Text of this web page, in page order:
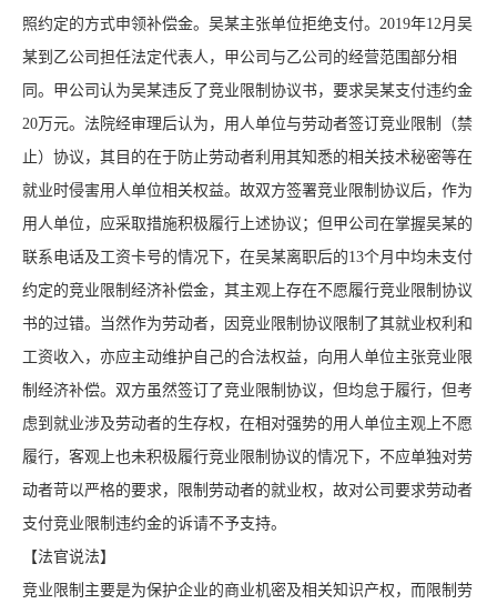
照约定的方式申领补偿金。吴某主张单位拒绝支付。2019年12月吴
某到乙公司担任法定代表人，甲公司与乙公司的经营范围部分相
同。甲公司认为吴某违反了竞业限制协议书，要求吴某支付违约金
20万元。法院经审理后认为，用人单位与劳动者签订竞业限制（禁
止）协议，其目的在于防止劳动者利用其知悉的相关技术秘密等在
就业时侵害用人单位相关权益。故双方签署竞业限制协议后，作为
用人单位，应采取措施积极履行上述协议；但甲公司在掌握吴某的
联系电话及工资卡号的情况下，在吴某离职后的13个月中均未支付
约定的竞业限制经济补偿金，其主观上存在不愿履行竞业限制协议
书的过错。当然作为劳动者，因竞业限制协议限制了其就业权利和
工资收入，亦应主动维护自己的合法权益，向用人单位主张竞业限
制经济补偿。双方虽然签订了竞业限制协议，但均怠于履行，但考
虑到就业涉及劳动者的生存权，在相对强势的用人单位主观上不愿
履行，客观上也未积极履行竞业限制协议的情况下，不应单独对劳
动者苛以严格的要求，限制劳动者的就业权，故对公司要求劳动者
支付竞业限制违约金的诉请不予支持。
【法官说法】
竞业限制主要是为保护企业的商业机密及相关知识产权，而限制劳